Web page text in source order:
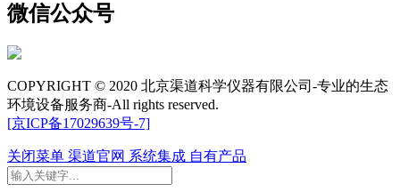
微信公众号
COPYRIGHT © 2020 北京渠道科学仪器有限公司-专业的生态
环境设备服务商-All rights reserved.
[京ICP备17029639号-7]
关闭菜单 渠道官网 系统集成 自有产品